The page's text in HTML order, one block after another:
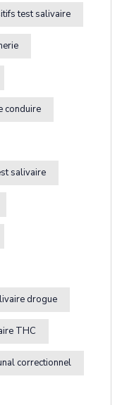
test salivaire
conduire
salivaire
drogue
THC
correctionnel